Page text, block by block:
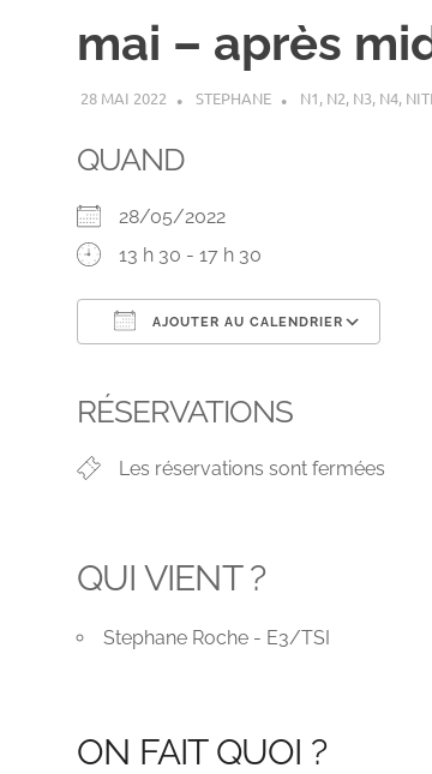
mai – après
28 MAI 2022 STEPHANE N1, N2, N3, N4,
QUAND
28/05/2022
13 h 30 - 17 h 30
AJOUTER AU CALENDRIER
RÉSERVATIONS
Les réservations sont fermées
QUI VIENT ?
Stephane Roche - E3/TSI
ON FAIT QUOI ?